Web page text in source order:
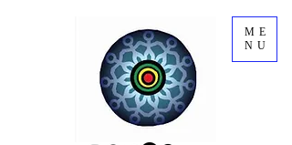
ME
NU